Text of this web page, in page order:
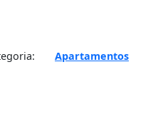
Apartamentos